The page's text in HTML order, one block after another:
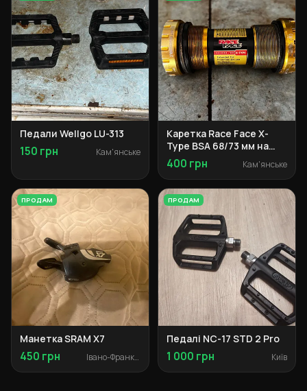
Педали Wellgo LU-313
150 грн Кам'янське
Каретка Race Face X-
Type BSA 68/73 мм на
запчастини
400 грн Кам'янське
ПРОДАМ
Манетка SRAM X7
450 грн Івано-Франківськ
ПРОДАМ
Педалі NC-17 STD 2 Pro
1 000 грн Київ